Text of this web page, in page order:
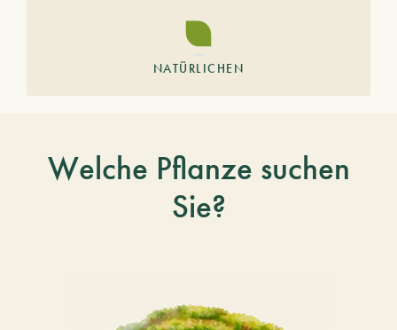
NATÜRLICHEN
Welche Pflanze suchen
Sie?